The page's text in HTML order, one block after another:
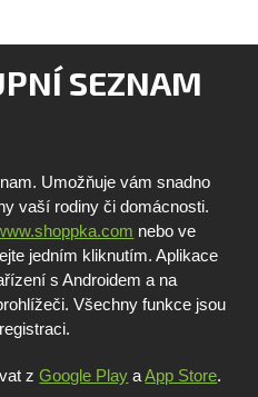
SEZNAM
Umožňuje vám snadno
vaší rodiny či domácnosti.
nebo ve
jedním kliknutím. Aplikace
s Androidem a na
Všechny funkce jsou
zGoogle Play aApp Store.